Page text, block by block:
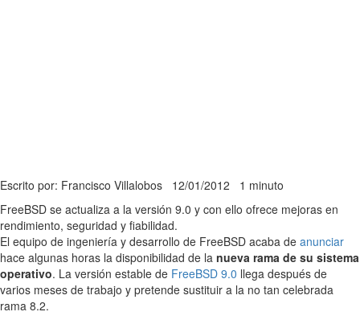
Escrito por: Francisco Villalobos 12/01/2012 1 minuto
FreeBSD se actualiza a la versión 9.0 y con ello ofrece mejoras en
rendimiento, seguridad y fiabilidad.
El equipo de ingeniería y desarrollo de FreeBSD acaba de anunciar
hace algunas horas la disponibilidad de la nueva rama de su sistema
operativo. La versión estable de FreeBSD 9.0 llega después de
varios meses de trabajo y pretende sustituir a la no tan celebrada
rama 8.2.